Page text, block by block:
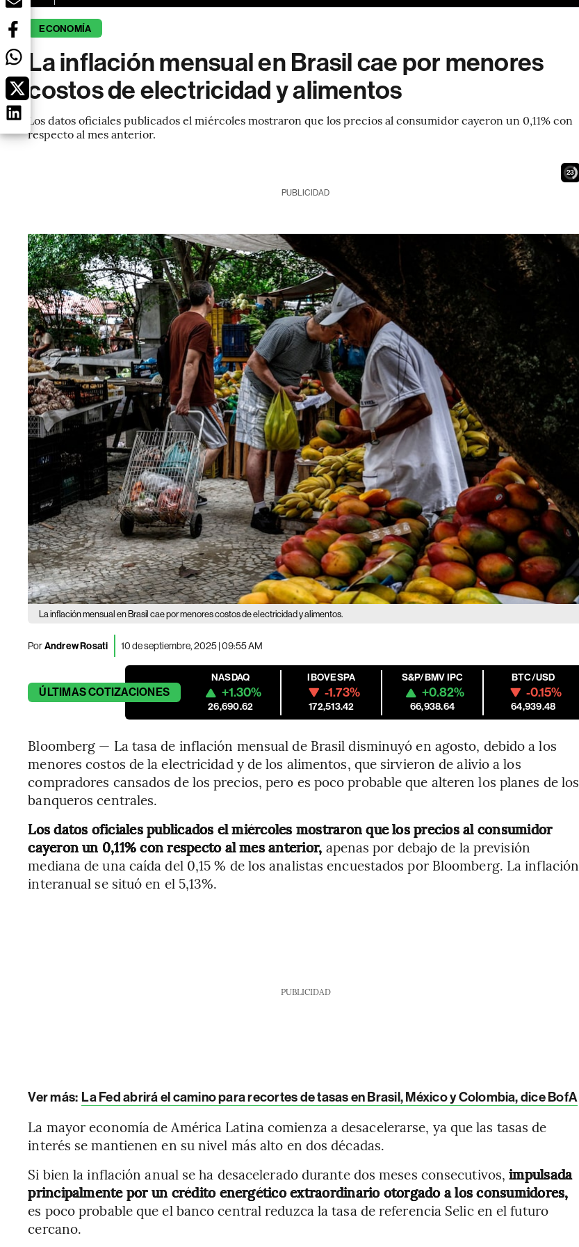
ECONOMÍA
La inflación mensual en Brasil cae por menores
costos de electricidad y alimentos
Los datos oficiales publicados el miércoles mostraron que los precios al consumidor cayeron un 0,11% con
respecto al mes anterior.
22
PUBLICIDAD
La inflación mensual en Brasil cae por menores costos de electricidad y alimentos.
PorAndrew Rosati 10 de septiembre, 2025 | 09:55 AM
ÚLTIMASCOTIZACIONES
NASDAQ
+1.30%
26,690.62
IBOVESPA
-1.73%
172,513.42
S&P/BMV IPC
+0.82%
66,938.64
BTC/USD
-0.15%
64,939.48
Bloomberg — La tasa de inflación mensual de Brasil disminuyó en agosto, debido a los
menores costos de la electricidad y de los alimentos, que sirvieron de alivio a los
compradores cansados ​​de los precios, pero es poco probable que alteren los planes de los
banqueros centrales.
Los datos oficiales publicados el miércoles mostraron que los precios al consumidor
cayeron un 0,11% con respecto al mes anterior, apenas por debajo de la previsión
mediana de una caída del 0,15 % de los analistas encuestados por Bloomberg. La inflación
interanual se situó en el 5,13%.
PUBLICIDAD
Ver más: La Fed abrirá el camino para recortes de tasas en Brasil, México y Colombia, dice BofA
La mayor economía de América Latina comienza a desacelerarse, ya que las tasas de
interés se mantienen en su nivel más alto en dos décadas.
Si bien la inflación anual se ha desacelerado durante dos meses consecutivos,impulsada
principalmente por un crédito energético extraordinario otorgado a los consumidores,
es poco probable que el banco central reduzca la tasa de referencia Selic en el futuro
cercano.